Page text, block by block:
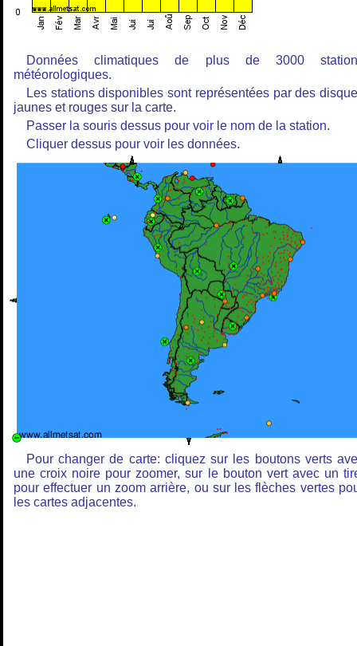
Données climatiques de plus de 3000
météorologiques.
Les stations disponibles sont représentées par des
jaunes et rouges sur la carte.
Passer la souris dessus pour voir le nom de la station.
Cliquer dessus pour voir les données.
Pour changer de carte: cliquez sur les boutons verts
une croix noire pour zoomer, sur le bouton vert avec un
pour effectuer un zoom arrière, ou sur les flèches vertes
les cartes adjacentes.